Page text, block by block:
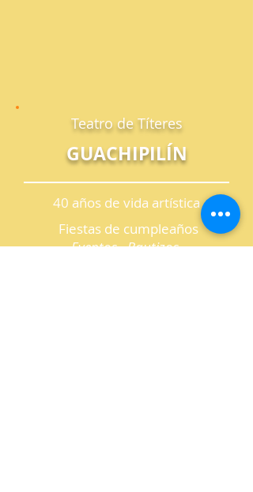
Teatro de Títeres
GUACHIPILÍN
40 años de vida artística
Fiestas de cumpleaños
Eventos - Bautizos